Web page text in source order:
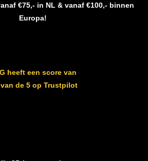
€75,- in NL & vanaf €100,- binnen
Europa!
heeft een score van
de 5 op Trustpilot